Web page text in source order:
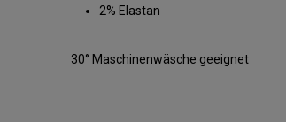
2% Elastan
30° Maschinenwäsche geeignet